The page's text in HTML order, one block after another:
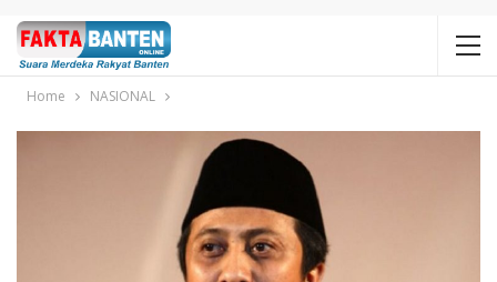
Home NASIONAL